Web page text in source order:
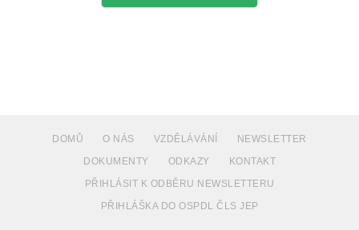
DOMŮ O NÁS VZDĚLÁVÁNÍ
NEWSLETTER
DOKUMENTY
ODKAZY
KONTAKT
PŘIHLÁSIT K ODBĚRU NEWSLETTERU
PŘIHLÁŠKA DO OSPDL ČLS JEP